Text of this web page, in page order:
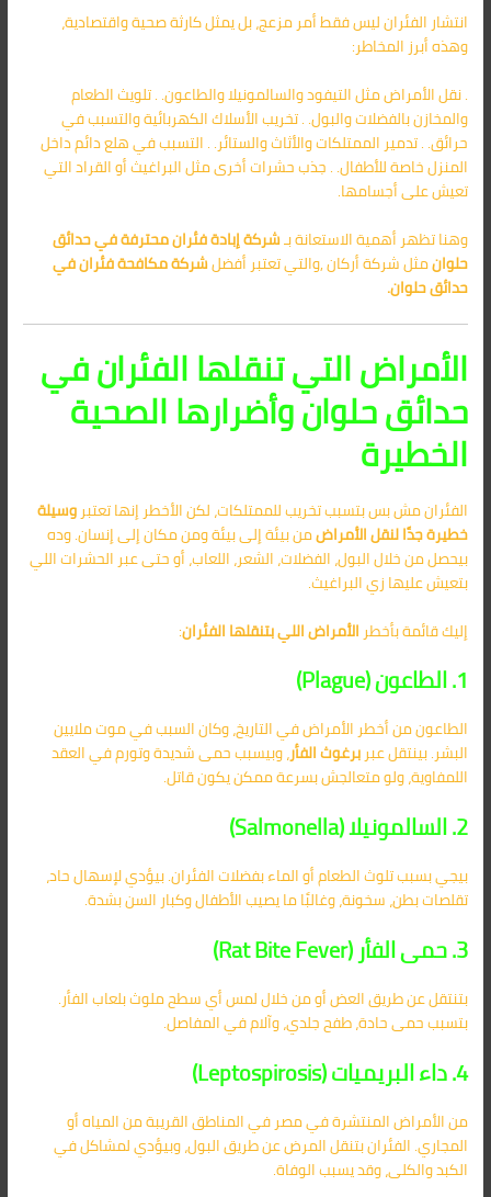
انتشار الفئران ليس فقط أمر مزعج، بل يمثل كارثة صحية واقتصادية،
وهذه أبرز المخاطر:
. نقل الأمراض مثل التيفود والسالمونيلا والطاعون. . تلويث الطعام
والمخازن بالفضلات والبول. . تخريب الأسلاك الكهربائية والتسبب في
حرائق. . تدمير الممتلكات والأثاث والستائر. . التسبب في هلع دائم داخل
المنزل خاصة للأطفال. . جذب حشرات أخرى مثل البراغيث أو القراد التي
تعيش على أجسامها.
وهنا تظهر أهمية الاستعانة بـشركة إبادة فئران محترفة في حدائق
حلوانمثل شركة أركان ,والتي تعتبر أفضلشركة مكافحة فئران في
حدائق حلوان.
الأمراض التي تنقلها الفئران في
حدائق حلوان وأضرارها الصحية
الخطيرة
الفئران مش بس بتسبب تخريب للممتلكات، لكن الأخطر إنها تعتبروسيلة
خطيرة جدًا لنقل الأمراضمن بيئة إلى بيئة ومن مكان إلى إنسان. وده
بيحصل من خلال البول، الفضلات، الشعر، اللعاب، أو حتى عبر الحشرات اللي
بتعيش عليها زي البراغيث.
إليك قائمة بأخطر الأمراض اللي بتنقلها الفئران:
1. الطاعون (Plague)
الطاعون من أخطر الأمراض في التاريخ، وكان السبب في موت ملايين
البشر. بينتقل عبربرغوث الفأر، وبيسبب حمى شديدة وتورم في العقد
اللمفاوية، ولو متعالجش بسرعة ممكن يكون قاتل.
2. السالمونيلا (Salmonella)
بيجي بسبب تلوث الطعام أو الماء بفضلات الفئران. بيؤدي لإسهال حاد،
تقلصات بطن، سخونة، وغالبًا ما يصيب الأطفال وكبار السن بشدة.
3. حمى الفأر (Rat Bite Fever)
بتنتقل عن طريق العض أو من خلال لمس أي سطح ملوث بلعاب الفأر.
بتسبب حمى حادة، طفح جلدي، وآلام في المفاصل.
4. داء البريميات (Leptospirosis)
من الأمراض المنتشرة في مصر في المناطق القريبة من المياه أو
المجاري. الفئران بتنقل المرض عن طريق البول، وبيؤدي لمشاكل في
الكبد والكلى، وقد يسبب الوفاة.